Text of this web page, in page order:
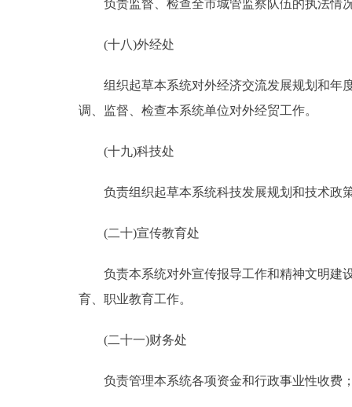
负责监督、检查全市城管监察队伍的执法情况
(十八)外经处
组织起草本系统对外经济交流发展规划和年度
调、监督、检查本系统单位对外经贸工作。
(十九)科技处
负责组织起草本系统科技发展规划和技术政策
(二十)宣传教育处
负责本系统对外宣传报导工作和精神文明建设
育、职业教育工作。
(二十一)财务处
负责管理本系统各项资金和行政事业性收费